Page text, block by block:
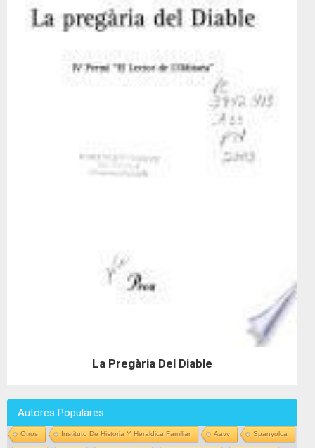
La Pregària Del Diable
Autores Populares
Otros Instituto De Historia Y Heraldica Familiar Aavv Spanyolca